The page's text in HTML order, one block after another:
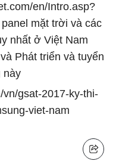
en/Intro.asp?
mặt trời và các
nhất ở Việt Nam
Phát triển và tuyển
này
gsat-2017-ky-thi-
viet-nam